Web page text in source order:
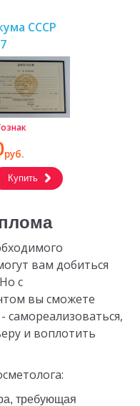
СССР
руб.
Купить
вам добиться
с
вы сможете
самореализоваться,
и воплотить